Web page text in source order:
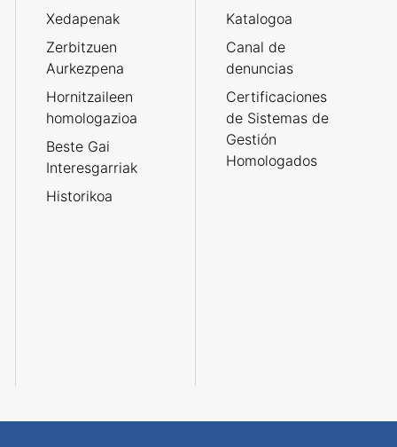
Xedapenak
Zerbitzuen
Aurkezpena
Hornitzaileen
homologazioa
Beste Gai
Interesgarriak
Historikoa
Katalogoa
Canal de
denuncias
Certificaciones
de Sistemas de
Gestión
Homologados